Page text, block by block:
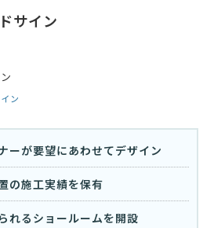
サイン
ン
ーが要望にあわせてデザイン
の施工実績を保有
れるショールームを開設